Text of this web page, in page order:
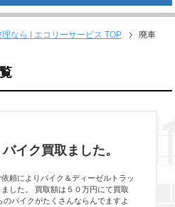
なら | エコリーサービス TOP 廃車
イク買取ました。
頼によりバイク＆ディーゼルトラッ
した。 買取額は５０万円にて買取
のバイクがたくさんならんでますよ